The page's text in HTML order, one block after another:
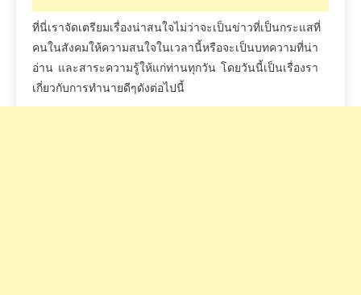
ที่นี่เราจัดเตรียมเรื่องน่าสนใจไม่ว่าจะเป็นข่าวที่เป็นกระแสที่
คนในสังคมให้ความสนใจในเวลานี้หรือจะเป็นบทความที่น่า
อ่าน และสาระความรู้ให้แก่ท่านทุกวัน โดยวันนี้เป็นเรื่องรา
เกี่ยวกับการทำนายดีๆดังต่อไปนี้